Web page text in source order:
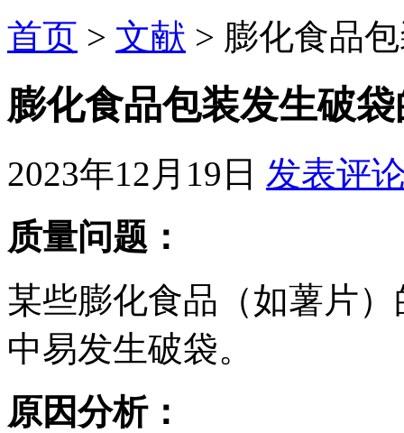
首页 > 文献 > 膨化食品
膨化食品包装发生破
2023年12月19日 发表评
质量问题：
某些膨化食品（如薯片
中易发生破袋。
原因分析：